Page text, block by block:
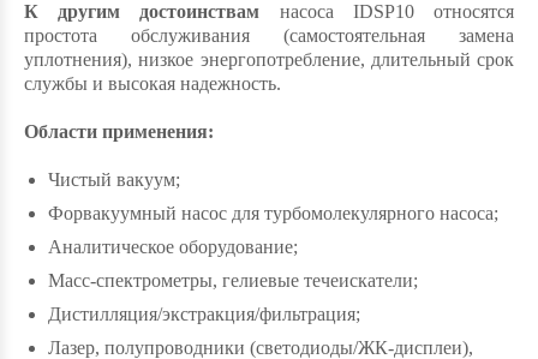
К другим достоинствам насоса IDSP10 относятся
простота обслуживания (самостоятельная замена
уплотнения), низкое энергопотребление, длительный срок
службы и высокая надежность.
Области применения:
Чистый вакуум;
Форвакуумный насос для турбомолекулярного насоса;
Аналитическое оборудование;
Масс-спектрометры, гелиевые течеискатели;
Дистилляция/экстракция/фильтрация;
Лазер, полупроводники (светодиоды/ЖК-дисплеи),